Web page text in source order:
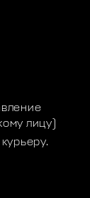
лицу)